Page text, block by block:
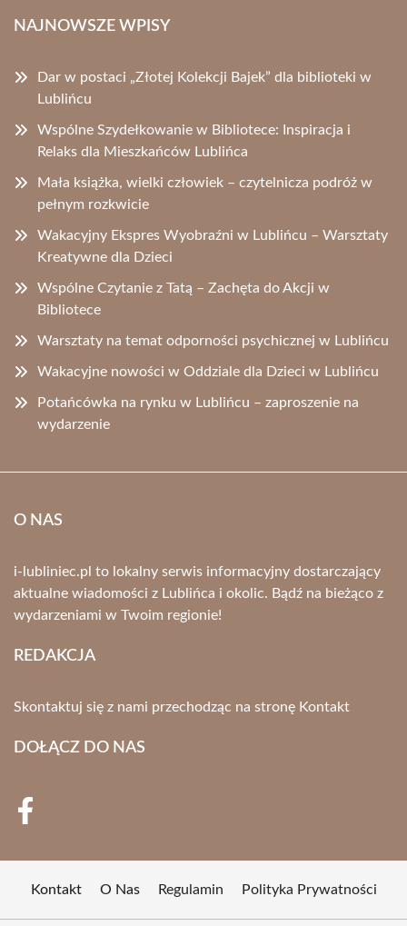
NAJNOWSZE WPISY
Dar w postaci „Złotej Kolekcji Bajek” dla biblioteki w
Lublińcu
Wspólne Szydełkowanie w Bibliotece: Inspiracja i
Relaks dla Mieszkańców Lublińca
Mała książka, wielki człowiek – czytelnicza podróż w
pełnym rozkwicie
Wakacyjny Ekspres Wyobraźni w Lublińcu – Warsztaty
Kreatywne dla Dzieci
Wspólne Czytanie z Tatą – Zachęta do Akcji w
Bibliotece
Warsztaty na temat odporności psychicznej w Lublińcu
Wakacyjne nowości w Oddziale dla Dzieci w Lublińcu
Potańcówka na rynku w Lublińcu – zaproszenie na
wydarzenie
O NAS
i-lubliniec.pl to lokalny serwis informacyjny dostarczający
aktualne wiadomości z Lublińca i okolic. Bądź na bieżąco z
wydarzeniami w Twoim regionie!
REDAKCJA
Skontaktuj się z nami przechodząc na stronę Kontakt
DOŁĄCZ DO NAS
Kontakt O Nas Regulamin Polityka Prywatności